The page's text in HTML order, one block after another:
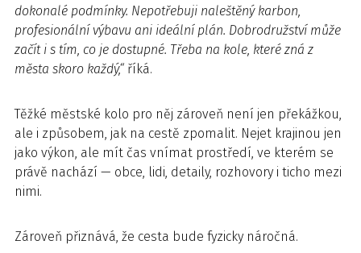
dokonalé podmínky. Nepotřebuji naleštěný karbon,
profesionální výbavu ani ideální plán. Dobrodružství může
začít i s tím, co je dostupné. Třeba na kole, které zná z
města skoro každý,“ říká.
Těžké městské kolo pro něj zároveň není jen překážkou,
ale i způsobem, jak na cestě zpomalit. Nejet krajinou jen
jako výkon, ale mít čas vnímat prostředí, ve kterém se
právě nachází — obce, lidi, detaily, rozhovory i ticho mezi
nimi.
Zároveň přiznává, že cesta bude fyzicky náročná.